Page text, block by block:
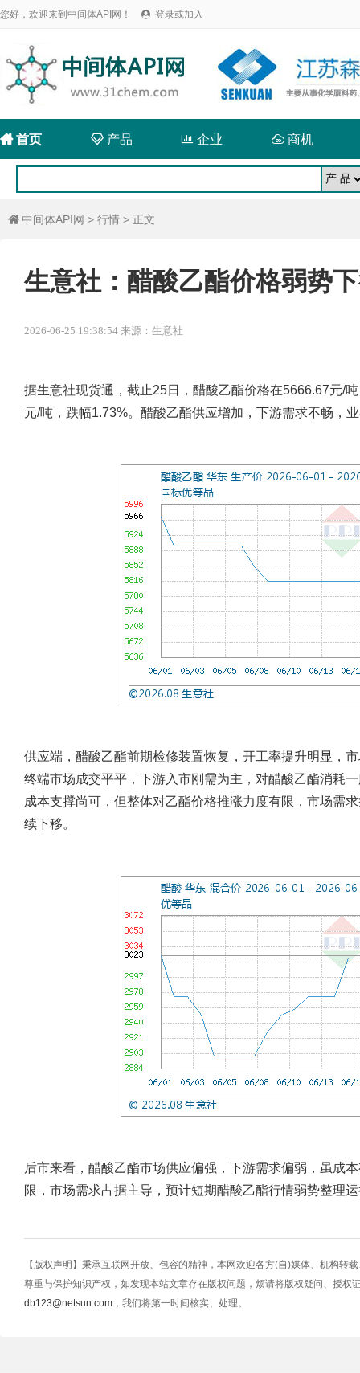
您好，欢迎来到中间体API网！  登录或加入
首页 产品  企业  商机
 中间体API网 > 行情 > 正文
生意社：醋酸乙酯价格弱势
2026-06-25 19:38:54 来源：生意社
据生意社现货通，截止25日，醋酸乙酯价格在5666.67元/
元/吨，跌幅1.73%。醋酸乙酯供应增加，下游需求不畅，
供应端，醋酸乙酯前期检修装置恢复，开工率提升明显，
终端市场成交平平，下游入市刚需为主，对醋酸乙酯消耗
成本支撑尚可，但整体对乙酯价格推涨力度有限，市场需
续下移。
后市来看，醋酸乙酯市场供应偏强，下游需求偏弱，虽成
限，市场需求占据主导，预计短期醋酸乙酯行情弱势整理
【版权声明】秉承互联网开放、包容的精神，本网欢迎各方(自)媒体、机构转
尊重与保护知识产权，如发现本站文章存在版权问题，烦请将版权疑问、授权
db123@netsun.com ，我们将第一时间核实、处理。